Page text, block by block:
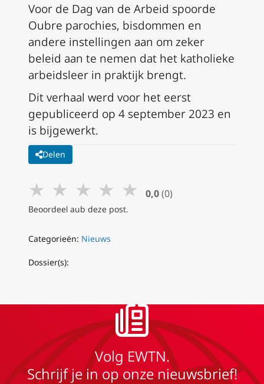
Voor de Dag van de Arbeid spoorde
Oubre parochies, bisdommen en
andere instellingen aan om zeker
beleid aan te nemen dat het katholieke
arbeidsleer in praktijk brengt.
Dit verhaal werd voor het eerst
gepubliceerd op 4 september 2023 en
is bijgewerkt.
Delen
★ ★ ★ ★ ★ 0,0 (0)
Beoordeel aub deze post.
Categorieën: Nieuws
Dossier(s):
Volg EWTN.
Schrijf je in op onze nieuwsbrief!